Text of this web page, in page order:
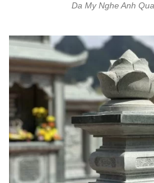
Da My Nghe Anh